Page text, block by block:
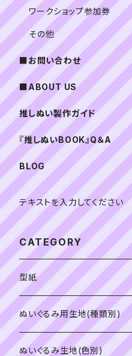
ワークショップ参加券
その他
■お問い合わせ
■ABOUT US
推しぬい製作ガイド
『推しぬいBOOK』Q＆A
BLOG
テキストを入力してください
CATEGORY
型紙
書籍（紙の本）
PDFデータ（ダウンロード）
ぬいぐるみ用生地(種類別)
ソフトボア（短毛）
ぬいぐるみ生地(色別)